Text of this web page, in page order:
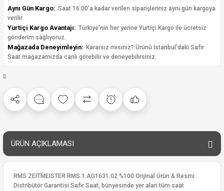
Aynı Gün Kargo: Saat 16:00'a kadar verilen siparişleriniz aynı gün kargoya
verilir.
Yurtiçi Kargo Avantajı: Türkiye'nin her yerine Yurtiçi Kargo ile ücretsiz
gönderim sağlıyoruz.
Mağazada Deneyimleyin: Kararsız mısınız? Ürünü İstanbul'daki Safir
Saat mağazamızda canlı görebilir ve deneyebilirsiniz.
ÜRÜN AÇIKLAMASI
RMS ZEITMEISTER RMS.1.AG1631.02 %100 Orijinal Ürün & Resmi
Distribütör Garantisi Safir Saat, bünyesinde yer alan tüm saat